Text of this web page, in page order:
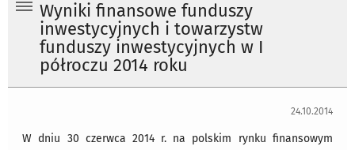
Wyniki finansowe funduszy
inwestycyjnych i towarzystw
funduszy inwestycyjnych w I
półroczu 2014 roku
24.10.2014
W dniu 30 czerwca 2014 r. na polskim rynku finansowym